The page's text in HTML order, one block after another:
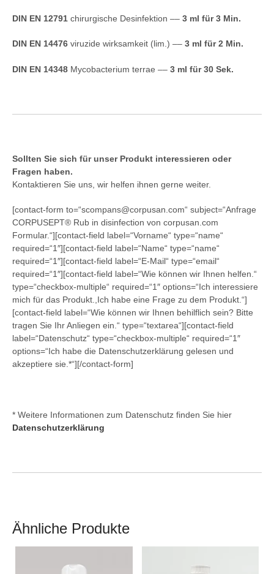
DIN EN 12791 chirurgische Desinfektion –– 3 ml für 3 Min.
DIN EN 14476 viruzide wirksamkeit (lim.) –– 3 ml für 2 Min.
DIN EN 14348 Mycobacterium terrae –– 3 ml für 30 Sek.
Sollten Sie sich für unser Produkt interessieren oder
Fragen haben.
Kontaktieren Sie uns, wir helfen ihnen gerne weiter.
[contact-form to=“scompans@corpusan.com“ subject=“Anfrage
CORPUSEPT® Rub in disinfection von corpusan.com
Formular.“][contact-field label=“Vorname“ type=“name“
required=“1″][contact-field label=“Name“ type=“name“
required=“1″][contact-field label=“E-Mail“ type=“email“
required=“1″][contact-field label=“Wie können wir Ihnen helfen.“
type=“checkbox-multiple“ required=“1″ options=“Ich interessiere
mich für das Produkt.,Ich habe eine Frage zu dem Produkt.“]
[contact-field label=“Wie können wir Ihnen behilflich sein? Bitte
tragen Sie Ihr Anliegen ein.“ type=“textarea“][contact-field
label=“Datenschutz“ type=“checkbox-multiple“ required=“1″
options=“Ich habe die Datenschutzerklärung gelesen und
akzeptiere sie.*“][/contact-form]
* Weitere Informationen zum Datenschutz finden Sie hier
Datenschutzerklärung
Ähnliche Produkte